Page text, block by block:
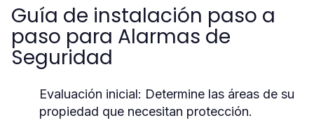
Guía de instalación paso a
paso para Alarmas de
Seguridad
Evaluación inicial: Determine las áreas de su
propiedad que necesitan protección.